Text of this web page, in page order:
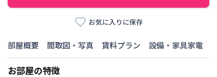
お気に入りに保存
部屋概要 間取図・写真 賃料プラン 設備・家具家電
お部屋の特徴